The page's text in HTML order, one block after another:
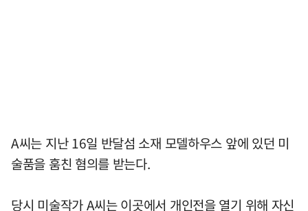
A씨는 지난 16일 반달섬 소재 모델하우스 앞에 있던 미
술품을 훔친 혐의를 받는다.
당시 미술작가 A씨는 이곳에서 개인전을 열기 위해 자신